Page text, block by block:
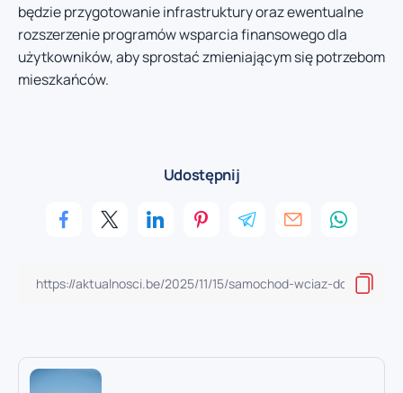
będzie przygotowanie infrastruktury oraz ewentualne
rozszerzenie programów wsparcia finansowego dla
użytkowników, aby sprostać zmieniającym się potrzebom
mieszkańców.
Udostępnij